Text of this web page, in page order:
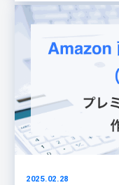
2025.02.28